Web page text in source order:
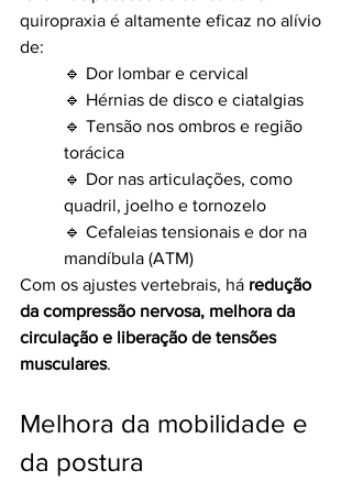
quiropraxia é altamente eficaz no alívio
de:
🔹 Dor lombar e cervical
🔹 Hérnias de disco e ciatalgias
🔹 Tensão nos ombros e região
torácica
🔹 Dor nas articulações, como
quadril, joelho e tornozelo
🔹 Cefaleias tensionais e dor na
mandíbula (ATM)
Com os ajustes vertebrais, há redução
da compressão nervosa, melhora da
circulação e liberação de tensões
musculares.
Melhora da mobilidade e
da postura